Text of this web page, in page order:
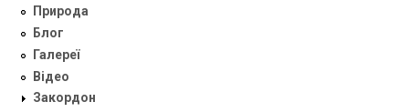
Природа
Блог
Галереї
Відео
Закордон